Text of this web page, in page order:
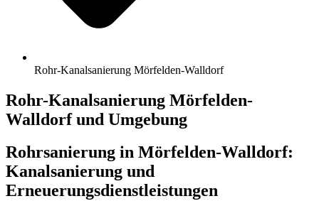
Rohr-Kanalsanierung Mörfelden-Walldorf
Rohr-Kanalsanierung Mörfelden-
Walldorf und Umgebung
Rohrsanierung in Mörfelden-Walldorf:
Kanalsanierung und
Erneuerungsdienstleistungen